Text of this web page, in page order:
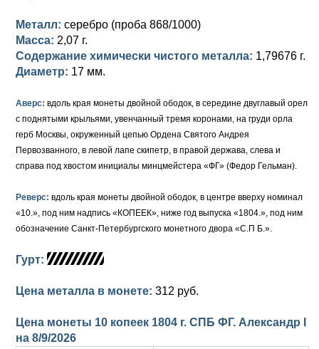
Памятные и донативные
Для Грузии
Русско-Польские
Для Польши
Памятные и донативные
Медь
Для Грузии
Для Польши
Серебро
Медь
Золото
Серебро
Сибирские монеты
Для Молдавии и Валахии
Таврические монеты
Петр III (1762)
Золото
Серебро
Медь
Для Пруссии
Ливонезы
Альбертусталер
Иоанн Антонович (1740-1741)
Анна Иоанновна (1730-1740)
Петр II (1727-1730)
Екатерина I (1725-1727)
Петр I (1682-1725)
Золото
Серебро
Металл: серебро (проба 868/1000)
Масса: 2,07 г.
Содержание химически чистого металла: 1,79676 г.
Диаметр: 17 мм.
Аверс: вдоль края монеты двойной ободок, в середине двуглавый орел
с поднятыми крыльями, увенчанный тремя коронами, на груди орла
герб Москвы, окруженный цепью Ордена Святого Андрея
Первозванного, в левой лапе скипетр, в правой держава, слева и
справа под хвостом инициалы минцмейстера «ФГ» (Федор Гельман).
Реверс: вдоль края монеты двойной ободок, в центре вверху номинал
«10.», под ним надпись «КОПЕЕК», ниже год выпуска «1804.», под ним
обозначение Санкт-Петербургского монетного двора «С.П Б.».
Гурт:
Цена металла в монете: 312 руб.
Цена монеты 10 копеек 1804 г. СПБ ФГ. Александр I
на 8/9/2026